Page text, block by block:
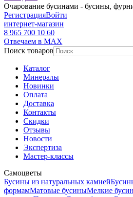
Очарование бусинами - бусины,
РегистрацияВойти
интернет-магазин
8 965 700 10 60
Отвечаем в MAX
Поиск товаров
Каталог
Минералы
Новинки
Оплата
Доставка
Контакты
Скидки
Отзывы
Новости
Экспертиза
Мастер-классы
Самоцветы
Бусины из натуральных камней
формамМатовые бусиныМелкие